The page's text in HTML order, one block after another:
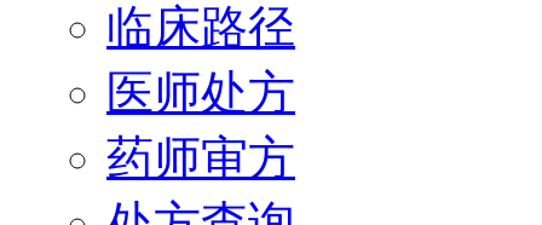
临床路径
医师处方
药师审方